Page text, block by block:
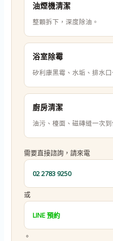
油煙機清潔
整顆拆下，深度除油。
浴室除霉
矽利康黑霉、水垢、排水口
廚房清潔
油污、檯面、磁磚縫一次到
需要直接諮詢，請來電
02 2783 9250
或
LINE 預約
。